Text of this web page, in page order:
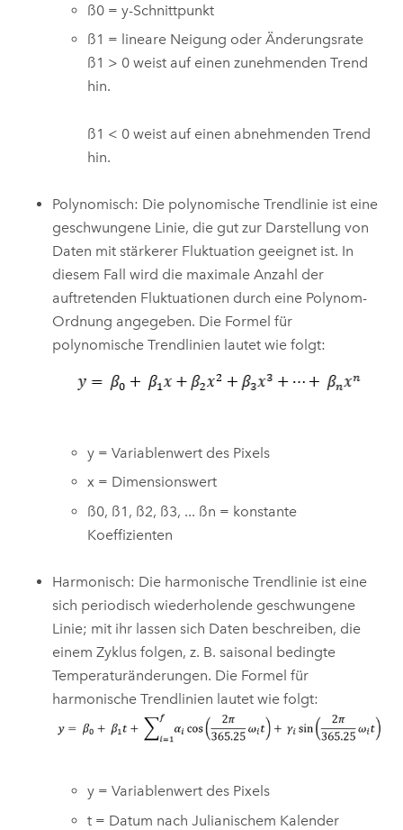
ß0 = y-Schnittpunkt
ß1 = lineare Neigung oder Änderungsrate
ß1 > 0 weist auf einen zunehmenden Trend
hin.
ß1 < 0 weist auf einen abnehmenden Trend
hin.
Polynomisch: Die polynomische Trendlinie ist eine
geschwungene Linie, die gut zur Darstellung von
Daten mit stärkerer Fluktuation geeignet ist. In
diesem Fall wird die maximale Anzahl der
auftretenden Fluktuationen durch eine Polynom-
Ordnung angegeben. Die Formel für
polynomische Trendlinien lautet wie folgt:
y = Variablenwert des Pixels
x = Dimensionswert
ß0, ß1, ß2, ß3, ... ßn = konstante
Koeffizienten
Harmonisch: Die harmonische Trendlinie ist eine
sich periodisch wiederholende geschwungene
Linie; mit ihr lassen sich Daten beschreiben, die
einem Zyklus folgen, z. B. saisonal bedingte
Temperaturänderungen. Die Formel für
harmonische Trendlinien lautet wie folgt:
y = Variablenwert des Pixels
t = Datum nach Julianischem Kalender